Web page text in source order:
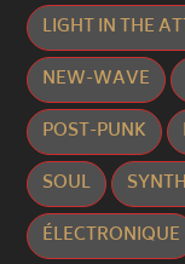
LIGHT IN THE
NEW-WAVE
POST-PUNK
SOUL
ÉLECTRONIQUE